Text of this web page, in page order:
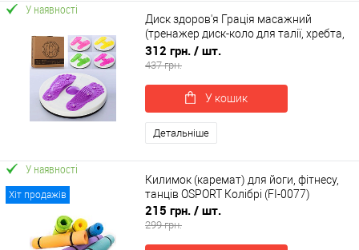
У наявності
Диск здоров'я Грація масажний
(тренажер диск-коло для талії, хребта,
преса) OSPORT (MS 2479-1)
312 грн. / шт.
437 грн.
У кошик
Детальніше
Хіт продажів
У наявності
Килимок (каремат) для йоги, фітнесу,
танців OSPORT Колібрі (FI-0077)
215 грн. / шт.
299 грн.